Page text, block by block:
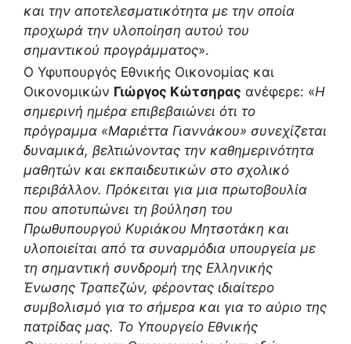
και την αποτελεσματικότητα με την οποία
προχωρά την υλοποίηση αυτού του
σημαντικού προγράμματος».
Ο Υφυπουργός Εθνικής Οικονομίας και
Οικονομικών Γιώργος Κώτσηρας ανέφερε: «Η
σημερινή ημέρα επιβεβαιώνει ότι το
πρόγραμμα «Μαριέττα Γιαννάκου» συνεχίζεται
δυναμικά, βελτιώνοντας την καθημερινότητα
μαθητών και εκπαιδευτικών στο σχολικό
περιβάλλον. Πρόκειται για μια πρωτοβουλία
που αποτυπώνει τη βούληση του
Πρωθυπουργού Κυριάκου Μητσοτάκη και
υλοποιείται από τα συναρμόδια υπουργεία με
τη σημαντική συνδρομή της Ελληνικής
Ένωσης Τραπεζών, φέροντας ιδιαίτερο
συμβολισμό για το σήμερα και για το αύριο της
πατρίδας μας. Το Υπουργείο Εθνικής